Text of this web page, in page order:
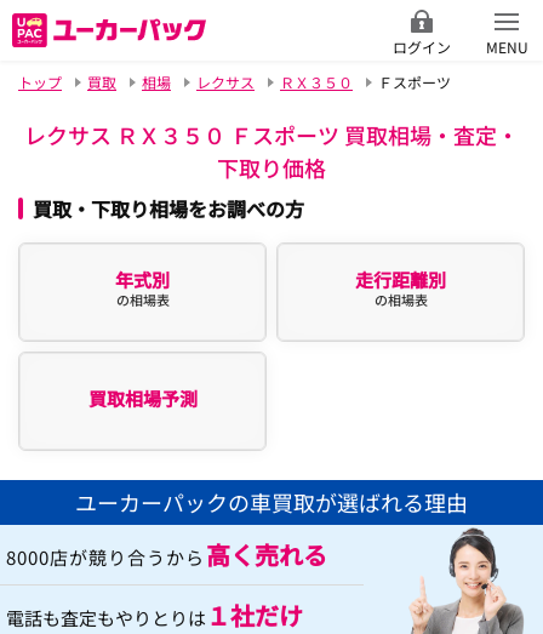
ログイン
MENU
トップ
買取 相場 レクサス ＲＸ３５０ Ｆスポーツ
レクサス ＲＸ３５０ Ｆスポーツ 買取相場・査定・
下取り価格
買取・下取り相場をお調べの方
年式別
の相場表
走行距離別
の相場表
買取相場予測
ユーカーパックの車買取が選ばれる理由
8000店が競り合うから 高く売れる
電話も査定もやりとりは １社だけ